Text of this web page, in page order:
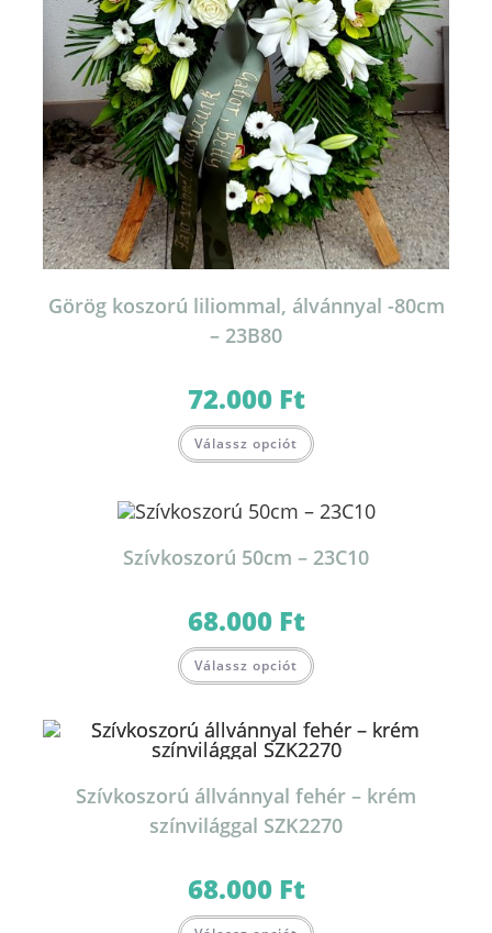
Görög koszorú liliommal, álvánnyal -80cm
– 23B80
72.000 Ft
Válassz opciót
Szívkoszorú 50cm – 23C10
68.000 Ft
Válassz opciót
Szívkoszorú állvánnyal fehér – krém
színvilággal SZK2270
68.000 Ft